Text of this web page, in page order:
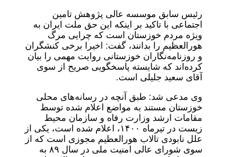
رئیس سابق موسسه عالی پژوهش تامین
اجتماعی با تاکید بر اینکه این حق ملت ایران به
ویژه مردم خوزستان است که چرایی مرگ
هورالعظیم را بدانند، گفت: اخیرا برخی کنشگران
و روزنامه‌نگاران خوزستانی روایت مهمی را بیان
کرده‌اند که شایسته پاسخگویی صریح از سوی
آقای سعید جلیلی است.
وی مدعی شد: طبق آنچه در رسانه‌های محلی
خوزستان مستند به مواضع اعلام شده توسط
مقامات ارشد وزارت رفاه و سازمان محیط
زیست در تیرماه ۱۴۰۰، اعلام شده است، یکی از
علل نابودی تالاب هورالعظیم مجوزی است که از
سوی شورای عالی امنیت ملی در سال ۸۹ به